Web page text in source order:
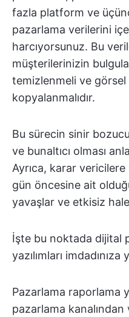
fazla platform ve
pazarlama verilerini
harcıyorsunuz. Bu
müşterilerinizin
temizlenmeli ve
kopyalanmalıdır.
Bu sürecin sinir
ve bunaltıcı olması
Ayrıca, karar
gün öncesine ait
yavaşlar ve etkisiz
İşte bu noktada dijital
yazılımları imdadınıza
Pazarlama raporlama
pazarlama kanalından